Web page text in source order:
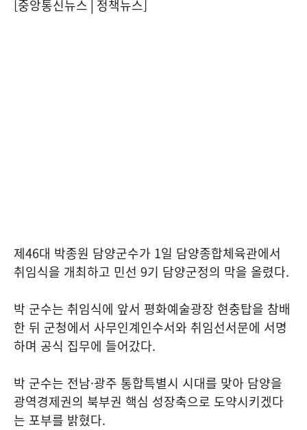
[중앙통신뉴스│정책뉴스]
제46대 박종원 담양군수가 1일 담양종합체육관에서
취임식을 개최하고 민선 9기 담양군정의 막을 올렸다.
박 군수는 취임식에 앞서 평화예술광장 현충탑을 참배
한 뒤 군청에서 사무인계인수서와 취임선서문에 서명
하며 공식 집무에 들어갔다.
박 군수는 전남·광주 통합특별시 시대를 맞아 담양을
광역경제권의 북부권 핵심 성장축으로 도약시키겠다
는 포부를 밝혔다.